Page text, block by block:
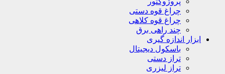
چراغ قوه دستی
چراغ قوه کلاهی
چند راهی برق
ابزار اندازه گیری
باسکول دیجیتال
تراز دستی
تراز لیزری